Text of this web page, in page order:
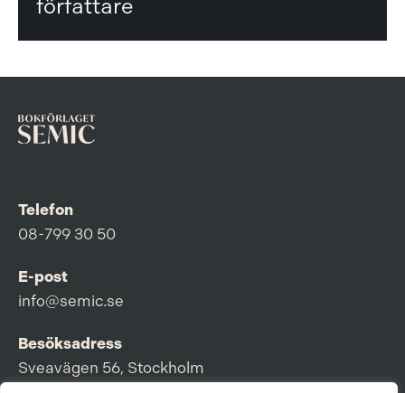
författare
Telefon
08-799 30 50
E-post
info@semic.se
Besöksadress
Sveavägen 56, Stockholm